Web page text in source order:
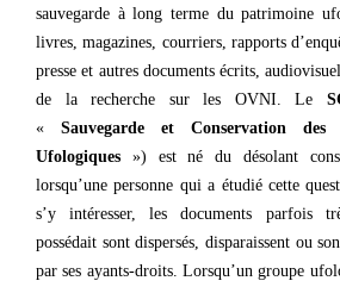
sauvegarde à long terme du patrimoine
livres, magazines, courriers, rapports
presse et autres documents écrits,
de la recherche sur les OVNI. Le
« Sauvegarde et Conservation
Ufologiques ») est né du désolant
lorsqu’une personne qui a étudié cette
s’y intéresser, les documents parfois
possédait sont dispersés, disparaissent ou
par ses ayants-droits. Lorsqu’un groupe